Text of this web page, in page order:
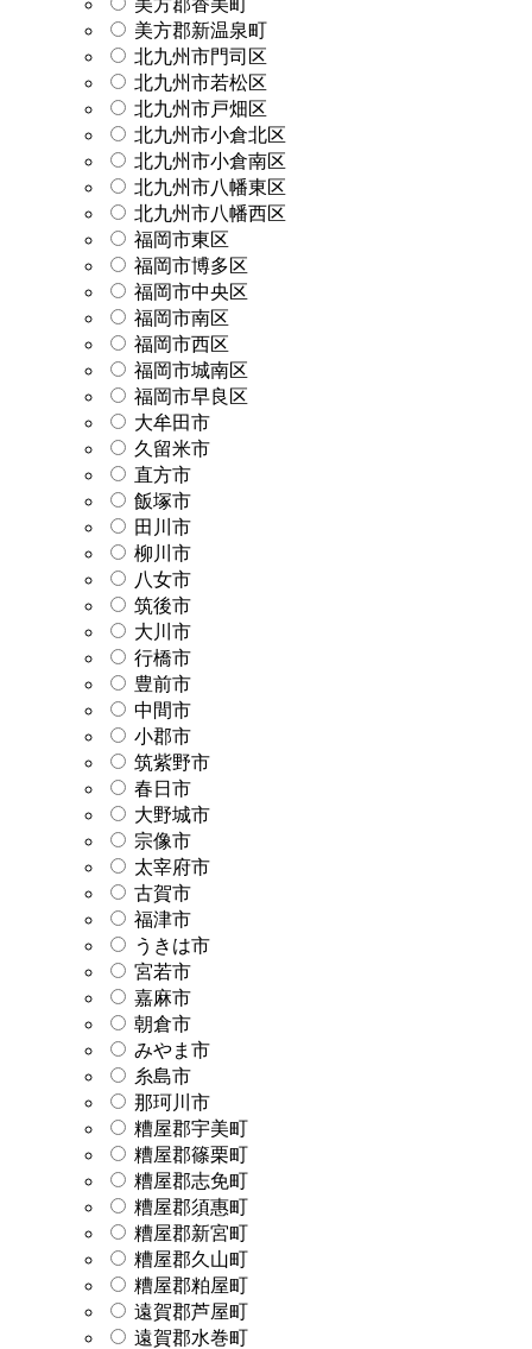
美方郡新温泉町
北九州市門司区
北九州市若松区
北九州市戸畑区
北九州市小倉北区
北九州市小倉南区
北九州市八幡東区
北九州市八幡西区
福岡市東区
福岡市博多区
福岡市中央区
福岡市南区
福岡市西区
福岡市城南区
福岡市早良区
大牟田市
久留米市
直方市
飯塚市
田川市
柳川市
八女市
筑後市
大川市
行橋市
豊前市
中間市
小郡市
筑紫野市
春日市
大野城市
宗像市
太宰府市
古賀市
福津市
うきは市
宮若市
嘉麻市
朝倉市
みやま市
糸島市
那珂川市
糟屋郡宇美町
糟屋郡篠栗町
糟屋郡志免町
糟屋郡須惠町
糟屋郡新宮町
糟屋郡久山町
糟屋郡粕屋町
遠賀郡芦屋町
遠賀郡水巻町